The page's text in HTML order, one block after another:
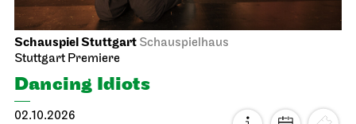
Schauspiel Stuttgart Schauspielhaus
Stuttgart Premiere
Dancing Idiots
02.10.2026